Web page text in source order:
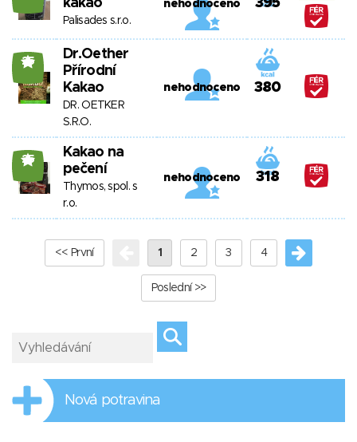
kakao
Palisades s.r.o.
nehodnoceno 395
25
Dr.Oether
Přírodní
Kakao
DR. OETKER
S.R.O.
nehodnoceno 380
25
Kakao na
pečení
Thymos, spol. s
r.o.
nehodnoceno 318
<< První 1 2 3 4
Poslední >>
Nová potravina